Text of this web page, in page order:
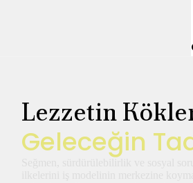
Lezzetin
Geleceğin Ta